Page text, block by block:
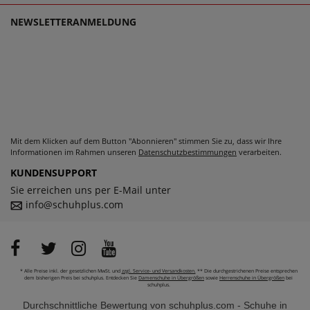
echten Trageerlebnis werden.
NEWSLETTERANMELDUNG
Mit dem Klicken auf dem Button "Abonnieren" stimmen Sie zu, dass wir Ihre
Informationen im Rahmen unseren Datenschutzbestimmungen verarbeiten.
KUNDENSUPPORT
Sie erreichen uns per E-Mail unter
info@schuhplus.com
* Alle Preise inkl. der gesetzlichen MwSt. und zzgl. Service- und Versandkosten.** Die durchgestrichenen Preise entsprechen
dem bisherigen Preis bei schuhplus. Entdecken Sie Damenschuhe in Übergrößen sowie Herrenschuhe in Übergrößen bei
schuhplus.
Durchschnittliche Bewertung von schuhplus.com - Schuhe in